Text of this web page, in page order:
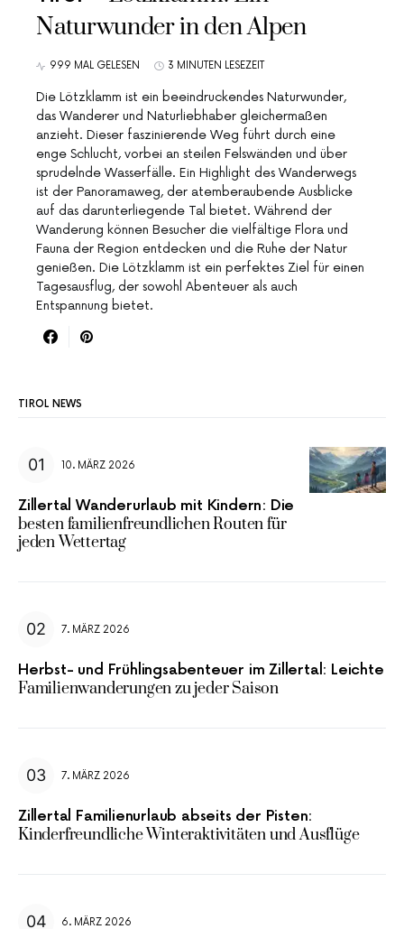
Naturwunder in den Alpen
999 MAL GELESEN 3 MINUTEN LESEZEIT
Die Lötzklamm ist ein beeindruckendes Naturwunder,
das Wanderer und Naturliebhaber gleichermaßen
anzieht. Dieser faszinierende Weg führt durch eine
enge Schlucht, vorbei an steilen Felswänden und über
sprudelnde Wasserfälle. Ein Highlight des Wanderwegs
ist der Panoramaweg, der atemberaubende Ausblicke
auf das darunterliegende Tal bietet. Während der
Wanderung können Besucher die vielfältige Flora und
Fauna der Region entdecken und die Ruhe der Natur
genießen. Die Lötzklamm ist ein perfektes Ziel für einen
Tagesausflug, der sowohl Abenteuer als auch
Entspannung bietet.
TIROL NEWS
10. MÄRZ 2026
Zillertal Wanderurlaub mit Kindern: Die
besten familienfreundlichen Routen für
jeden Wettertag
7. MÄRZ 2026
Herbst- und Frühlingsabenteuer im Zillertal: Leichte
Familienwanderungen zu jeder Saison
7. MÄRZ 2026
Zillertal Familienurlaub abseits der Pisten:
Kinderfreundliche Winteraktivitäten und Ausflüge
6. MÄRZ 2026